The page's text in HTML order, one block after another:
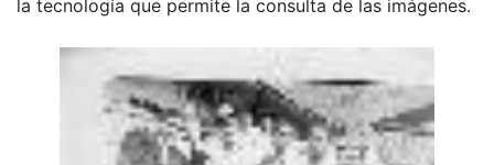
la tecnología que permite la consulta de las imágenes.